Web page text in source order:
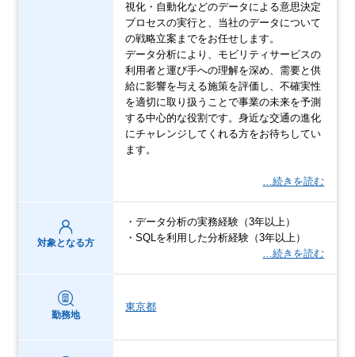
視化・自動化などのデータによる意思決定
プロセスの実行と、当社のデータについて
の戦略立案までをお任せします。
データ分析により、モビリティサービスの
利用者と運び手への理解を深め、需要と供
給に影響を与える施策を評価し、不確実性
を適切に取り扱うことで事業の未来を予測
する中心的な役割です。身近な交通の進化
にチャレンジしてくれる方をお待ちしてい
ます。
…続きを読む
対象となる方
・データ分析の実務経験（3年以上）
・SQLを利用した分析経験（3年以上）
…続きを読む
勤務地
東京都